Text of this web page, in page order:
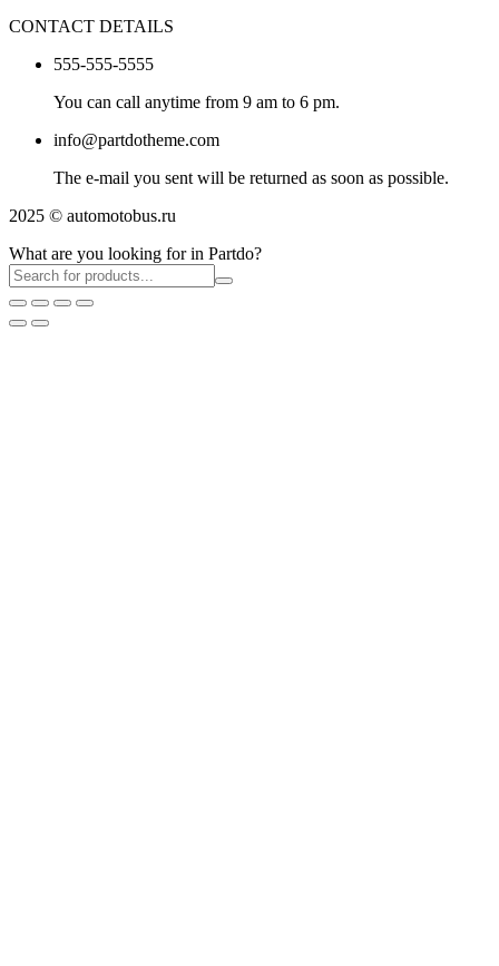
CONTACT DETAILS
555-555-5555
You can call anytime from 9 am to 6 pm.
info@partdotheme.com
The e-mail you sent will be returned as soon as possible.
2025 © automotobus.ru
What are you looking for in Partdo?